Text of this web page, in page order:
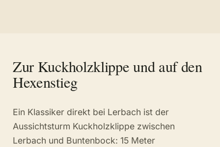
Zur Kuckholzklippe und auf den
Hexenstieg
Ein Klassiker direkt bei Lerbach ist der
Aussichtsturm Kuckholzklippe zwischen
Lerbach und Buntenbock: 15 Meter